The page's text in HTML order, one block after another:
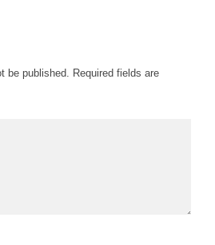
be published. Required fields are